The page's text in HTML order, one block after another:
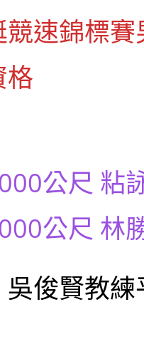
速錦標
格
公尺 粘
公尺 林
俊賢教練